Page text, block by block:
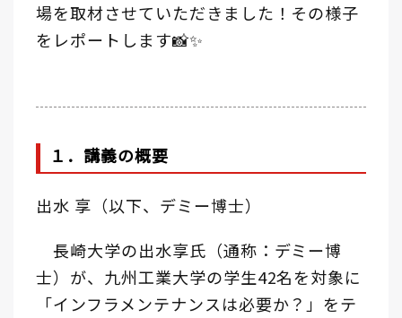
場を取材させていただきました！その様子
をレポートします📸✨
１．講義の概要
出水 享（以下、デミー博士）
長崎大学の出水享氏（通称：デミー博
士）が、九州工業大学の学生42名を対象に
「インフラメンテナンスは必要か？」をテ